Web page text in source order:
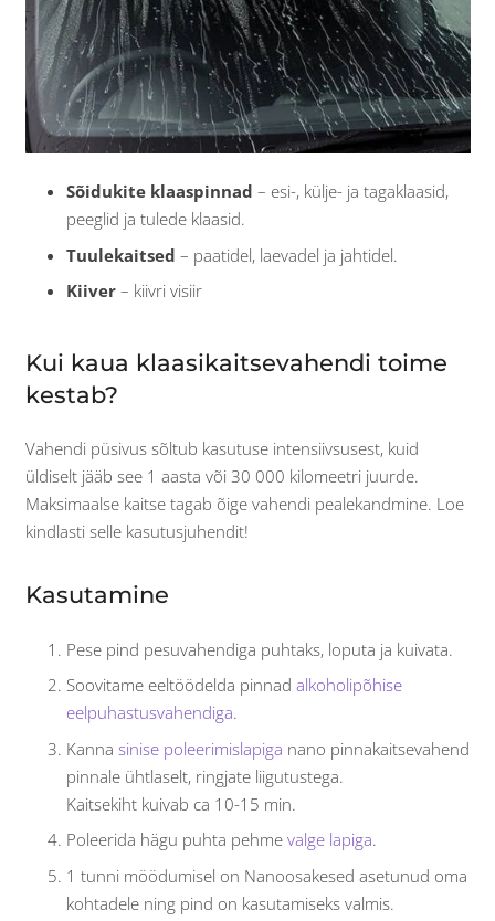
Sõidukite klaaspinnad – esi-, külje- ja tagaklaasid,
peeglid ja tulede klaasid.
Tuulekaitsed – paatidel, laevadel ja jahtidel.
Kiiver – kiivri visiir
Kui kaua klaasikaitsevahendi toime
kestab?
Vahendi püsivus sõltub kasutuse intensiivsusest, kuid
üldiselt jääb see 1 aasta või 30 000 kilomeetri juurde.
Maksimaalse kaitse tagab õige vahendi pealekandmine. Loe
kindlasti selle kasutusjuhendit!
Kasutamine
Pese pind pesuvahendiga puhtaks, loputa ja kuivata.
Soovitame eeltöödelda pinnad alkoholipõhise
eelpuhastusvahendiga.
Kanna sinise poleerimislapiga nano pinnakaitsevahend
pinnale ühtlaselt, ringjate liigutustega.
Kaitsekiht kuivab ca 10-15 min.
Poleerida hägu puhta pehme valge lapiga.
1 tunni möödumisel on Nanoosakesed asetunud oma
kohtadele ning pind on kasutamiseks valmis.